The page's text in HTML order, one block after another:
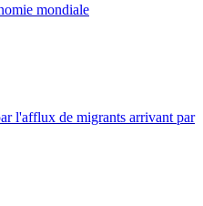
mondiale
l'afflux de migrants arrivant par